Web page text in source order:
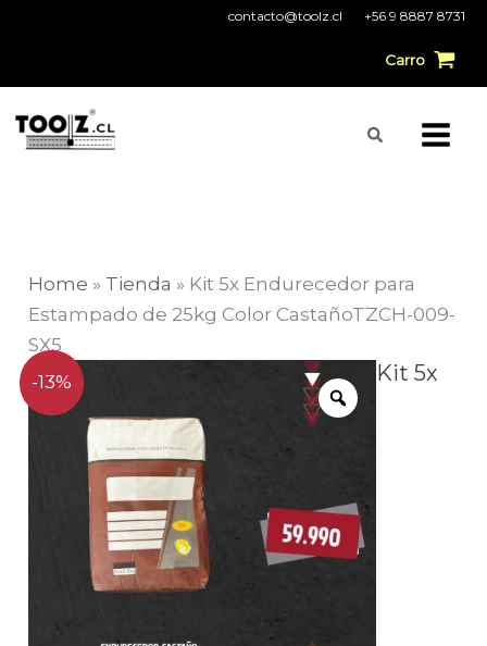
contacto@toolz.cl +56 9 8887 8731
Carro
Buscar
Home » Tienda » Kit 5x Endurecedor para
Estampado de 25kg Color CastañoTZCH-009-
SX5
-13%
Kit 5x
original
era:
$58.235.
precio
actual
es:
Kit
5x
Endurecedor
Estampado